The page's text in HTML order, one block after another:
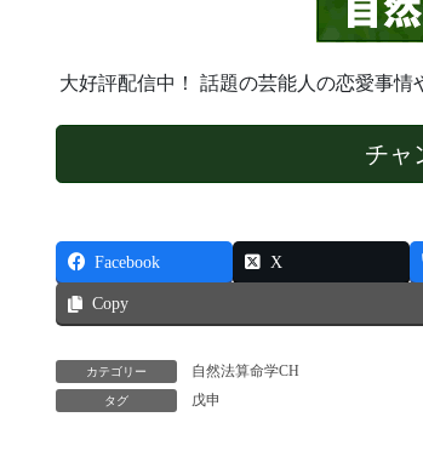
大好評配信中！ 話題の芸能人の恋愛事情
チャ
Facebook X
Copy
カテゴリー 自然法算命学CH
タグ 戊申